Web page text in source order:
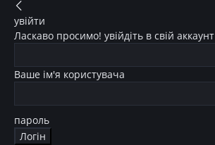
увійти
Ласкаво просимо! увійдіть в свій аккаунт
Ваше ім'я користувача
пароль